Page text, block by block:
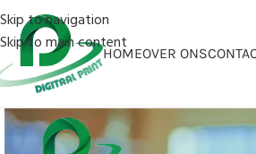
Skip to navigation
Skip to main content
HOMEOVER ONS